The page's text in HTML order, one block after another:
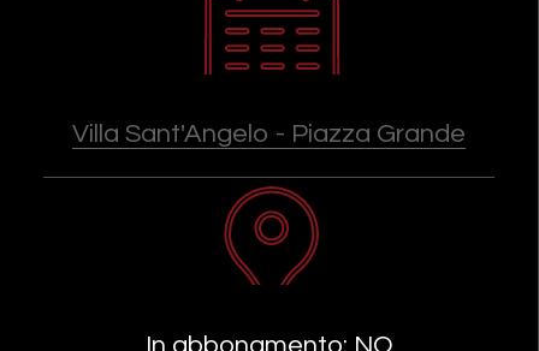
Villa Sant'Angelo - Piazza Grande